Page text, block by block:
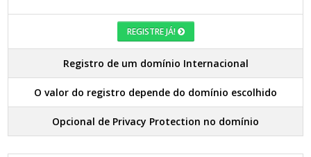
REGISTRE JÁ!
Registro de um domínio Internacional
O valor do registro depende do domínio escolhido
Opcional de Privacy Protection no domínio